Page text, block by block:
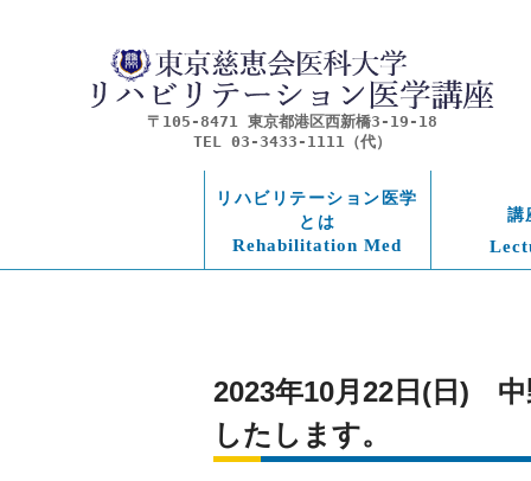
〒105-8471 東京都港区西新橋3-19-18
TEL 03-3433-1111（代）
リハビリテーション医学
とは
Rehabilitation Med
講
2023年10月22日(日)　
したします。